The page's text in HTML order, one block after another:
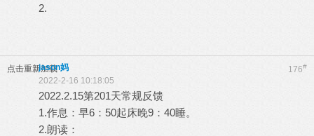
2.
点击重新加载 176#
jason妈
2022-2-16 10:18:05
2022.2.15第201天常规反馈
1.作息：早6：50起床晚9：40睡。
2.朗读：